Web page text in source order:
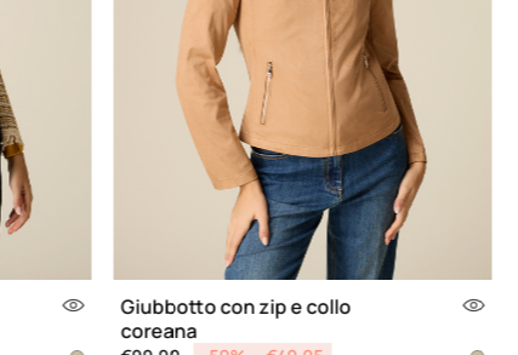
Giubbotto con zip e collo
coreana